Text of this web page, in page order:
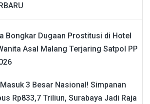
Bongkar Dugaan Prostitusi di Hotel
Asal Malang Terjaring Satpol PP
3 Besar Nasional! Simpanan
Rp833,7 Triliun, Surabaya Jadi Raja